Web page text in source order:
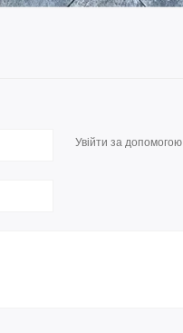
Увійти за допомогою